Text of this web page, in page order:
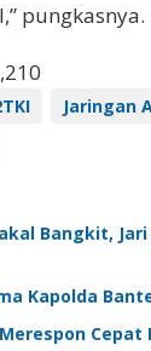
pungkasnya.
Jaringan
Bangkit,
Kapolda